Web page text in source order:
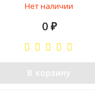
Нет наличии
0 ₽
В корзину